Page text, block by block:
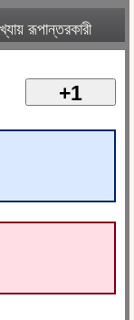
রূপান্তরকারী
+1